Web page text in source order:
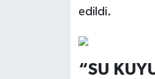
edildi.
“SU